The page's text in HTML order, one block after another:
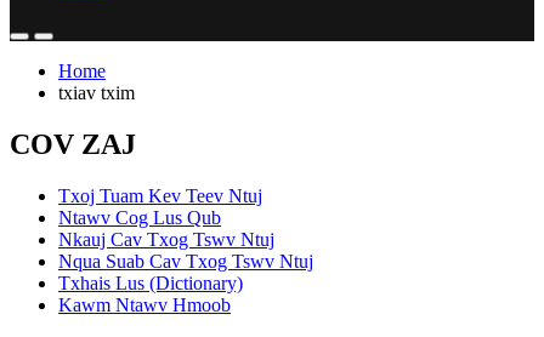
Home
txiav txim
COV ZAJ
Txoj Tuam Kev Teev Ntuj
Ntawv Cog Lus Qub
Nkauj Cav Txog Tswv Ntuj
Nqua Suab Cav Txog Tswv Ntuj
Txhais Lus (Dictionary)
Kawm Ntawv Hmoob